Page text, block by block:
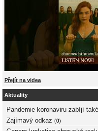
Přejít na videa
Aktuality
Pandemie koronaviru zabíjí
Zajímavý odkaz (0)